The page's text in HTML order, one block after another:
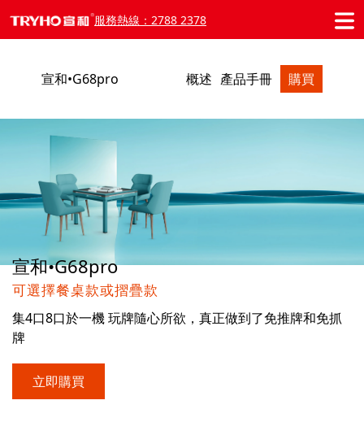
服務熱線：2788 2378
宣和•G68pro 概述 產品手冊 購買
宣和•G68pro
可選擇餐桌款或摺疊款
集4口8口於一機 玩牌隨心所欲，真正做到了免推牌和免抓
牌
立即購買